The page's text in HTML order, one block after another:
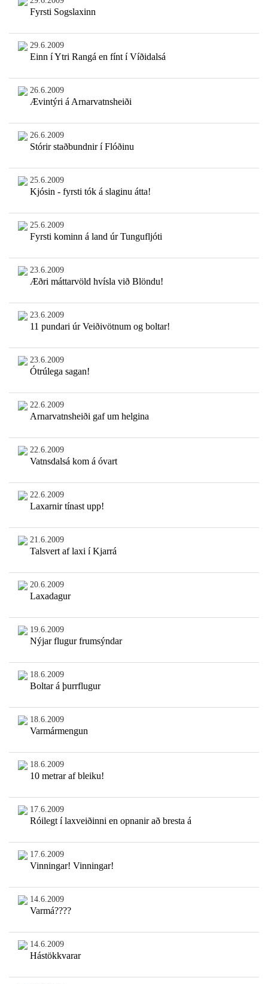
Fyrsti Sogslaxinn
29.6.2009
Einn í Ytri Rangá en fínt í Víðidalsá
26.6.2009
Ævintýri á Arnarvatnsheiði
26.6.2009
Stórir staðbundnir í Flóðinu
25.6.2009
Kjósin - fyrsti tók á slaginu átta!
25.6.2009
Fyrsti kominn á land úr Tungufljóti
23.6.2009
Æðri máttarvöld hvísla við Blöndu!
23.6.2009
11 pundari úr Veiðivötnum og boltar!
23.6.2009
Ótrúlega sagan!
22.6.2009
Arnarvatnsheiði gaf um helgina
22.6.2009
Vatnsdalsá kom á óvart
22.6.2009
Laxarnir tínast upp!
21.6.2009
Talsvert af laxi í Kjarrá
20.6.2009
Laxadagur
19.6.2009
Nýjar flugur frumsýndar
18.6.2009
Boltar á þurrflugur
18.6.2009
Varmármengun
18.6.2009
10 metrar af bleiku!
17.6.2009
Róilegt í laxveiðinni en opnanir að bresta á
17.6.2009
Vinningar! Vinningar!
14.6.2009
Varmá????
14.6.2009
Hástökkvarar